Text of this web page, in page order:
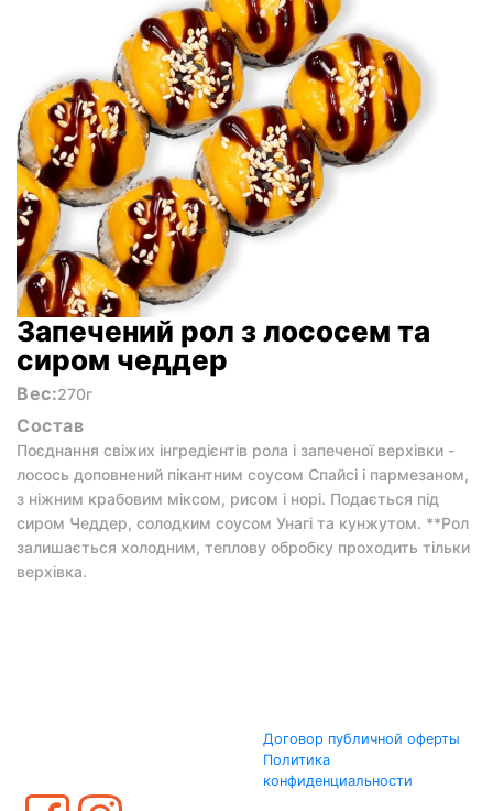
Запечений рол з лососем та
сиром чеддер
Вес:270г
Состав
Поєднання свіжих інгредієнтів рола і запеченої верхівки -
лосось доповнений пікантним соусом Спайсі і пармезаном,
з ніжним крабовим міксом, рисом і норі. Подається під
сиром Чеддер, солодким соусом Унагі та кунжутом. **Рол
залишається холодним, теплову обробку проходить тільки
верхівка.
Договор публичной оферты
Политика
конфиденциальности